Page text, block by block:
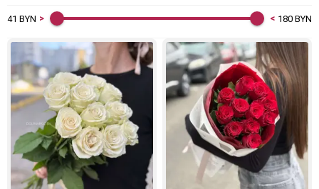
41 BYN 180 BYN